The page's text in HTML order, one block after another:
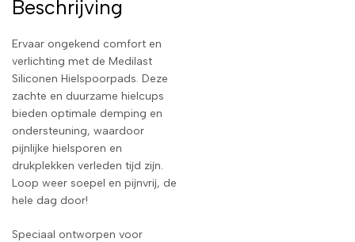
Beschrijving
Ervaar ongekend comfort en
verlichting met de Medilast
Siliconen Hielspoorpads. Deze
zachte en duurzame hielcups
bieden optimale demping en
ondersteuning, waardoor
pijnlijke hielsporen en
drukplekken verleden tijd zijn.
Loop weer soepel en pijnvrij, de
hele dag door!
Speciaal ontworpen voor